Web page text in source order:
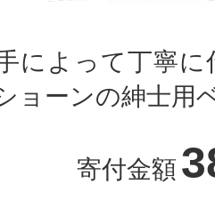
によって丁寧
ョーンの紳士用
寄付金額